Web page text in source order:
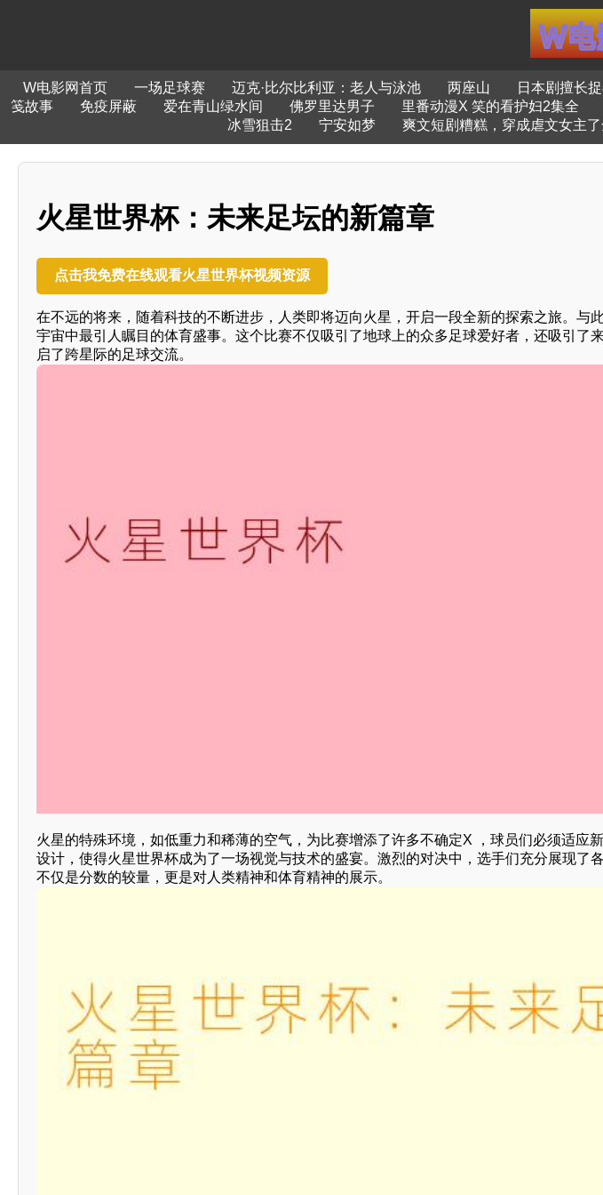
W电影网首页 一场足球赛 迈克·比尔比利亚：老人与泳池 两座山 日本剧擅长
笺故事
免疫屏蔽 爱在青山绿水间 佛罗里达男子 里番动漫X 笑的看护妇2集全
冰雪狙击2
宁安如梦 爽文短剧糟糕，穿成虐文女主
火星世界杯：未来足坛的新篇章
点击我免费在线观看火星世界杯视频资源
在不远的将来，随着科技的不断进步，人类即将迈向火星，开启一段全新的探索之旅。与
宇宙中最引人瞩目的体育盛事。这个比赛不仅吸引了地球上的众多足球爱好者，还吸引了
启了跨星际的足球交流。
火星的特殊环境，如低重力和稀薄的空气，为比赛增添了许多不确定X ，球员们必须适应
设计，使得火星世界杯成为了一场视觉与技术的盛宴。激烈的对决中，选手们充分展现了
不仅是分数的较量，更是对人类精神和体育精神的展示。